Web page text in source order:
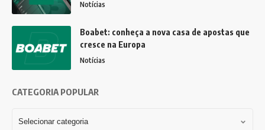
Notícias
Boabet: conheça a nova casa de apostas que
cresce na Europa
Notícias
CATEGORIA POPULAR